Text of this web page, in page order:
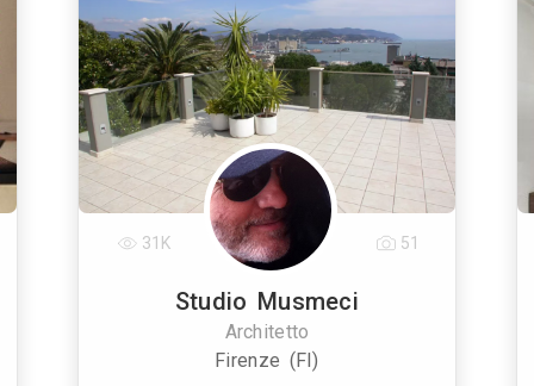
Studio Musmeci
Architetto
Firenze (FI)
31K 51